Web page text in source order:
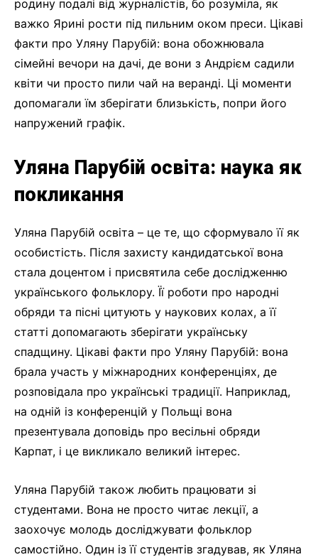
родину подалі від журналістів, бо розуміла, як
важко Ярині рости під пильним оком преси. Цікаві
факти про Уляну Парубій: вона обожнювала
сімейні вечори на дачі, де вони з Андрієм садили
квіти чи просто пили чай на веранді. Ці моменти
допомагали їм зберігати близькість, попри його
напружений графік.
Уляна Парубій освіта: наука як
покликання
Уляна Парубій освіта – це те, що сформувало її як
особистість. Після захисту кандидатської вона
стала доцентом і присвятила себе дослідженню
українського фольклору. Її роботи про народні
обряди та пісні цитують у наукових колах, а її
статті допомагають зберігати українську
спадщину. Цікаві факти про Уляну Парубій: вона
брала участь у міжнародних конференціях, де
розповідала про українські традиції. Наприклад,
на одній із конференцій у Польщі вона
презентувала доповідь про весільні обряди
Карпат, і це викликало великий інтерес.
Уляна Парубій також любить працювати зі
студентами. Вона не просто читає лекції, а
заохочує молодь досліджувати фольклор
самостійно. Один із її студентів згадував, як Уляна